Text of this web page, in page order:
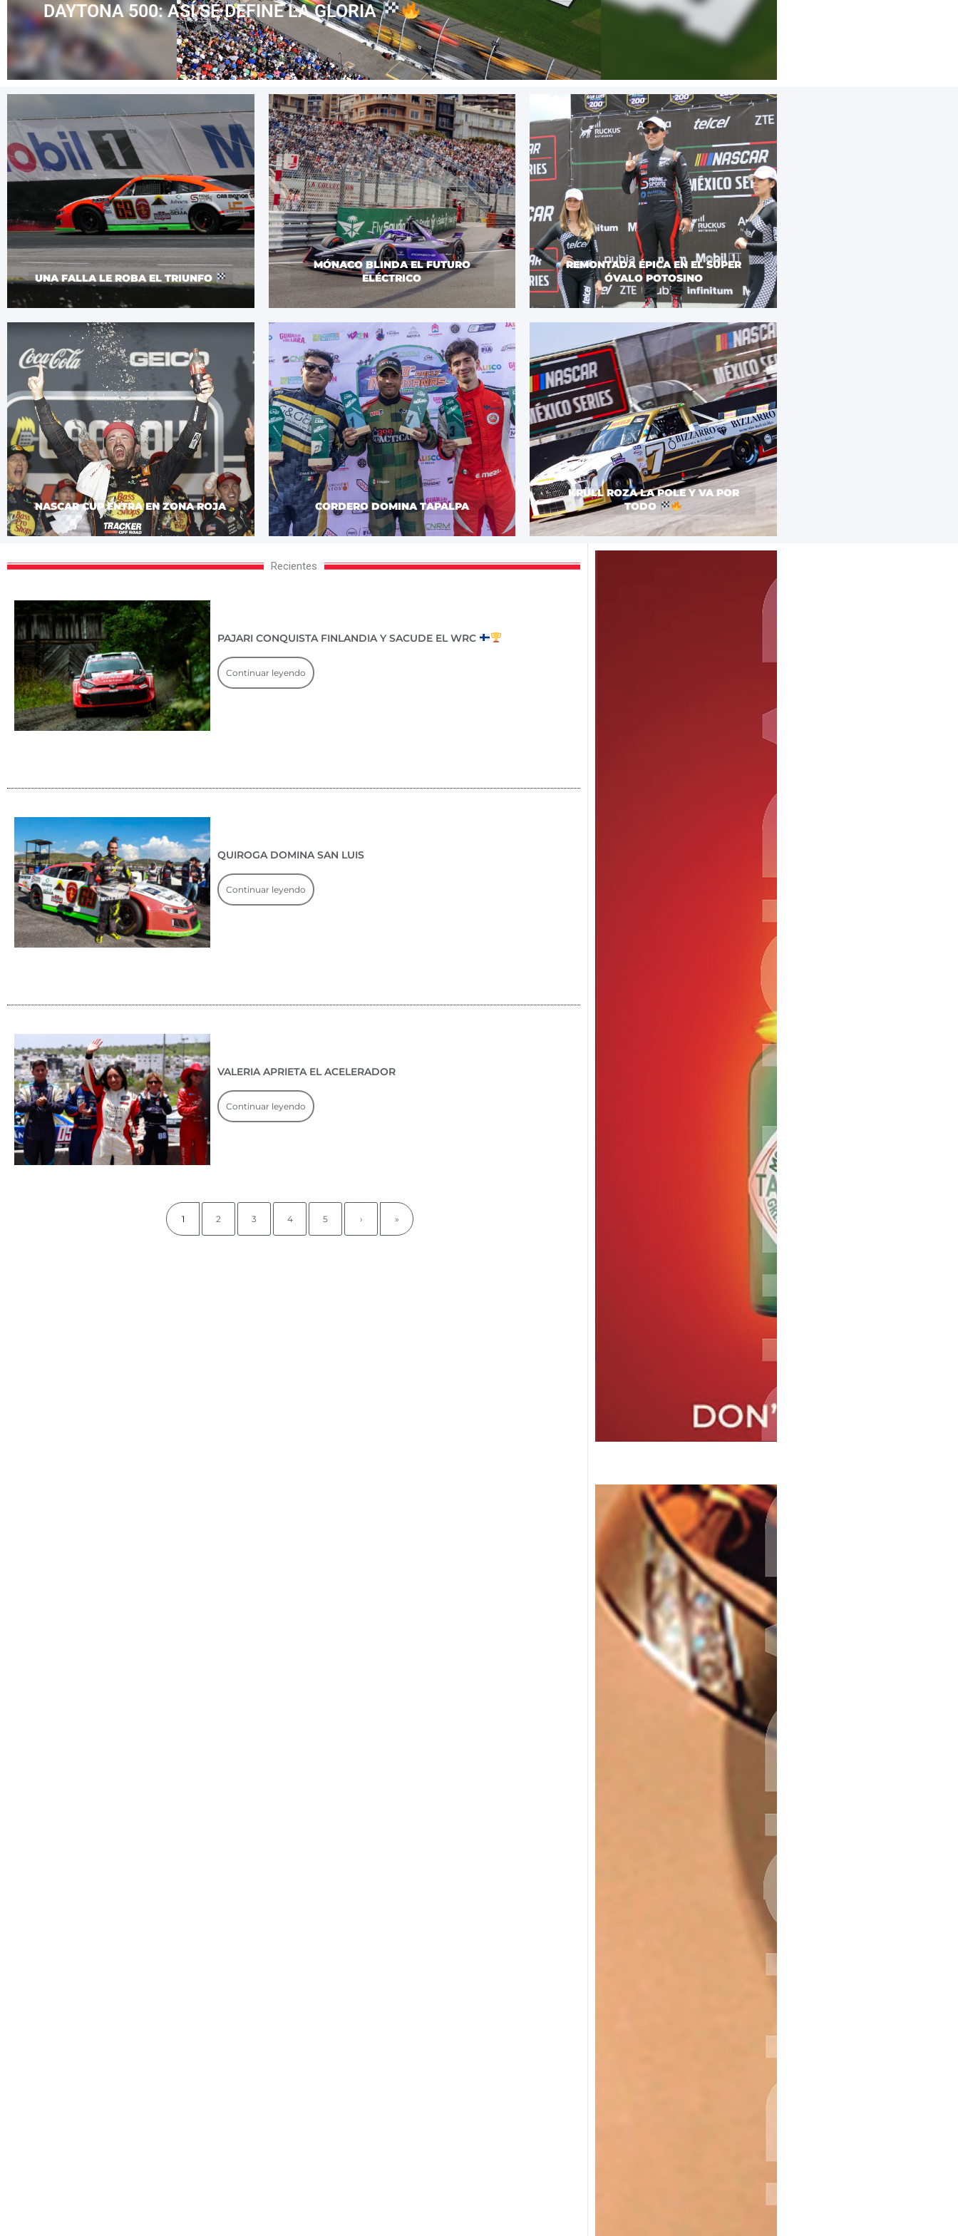
DAYTONA 500: ASÍ SE DEFINE LA GLORIA
UNA FALLA LE ROBA EL TRIUNFO
NASCAR CUP ENTRA EN ZONA ROJA
MÓNACO BLINDA EL FUTURO
ELÉCTRICO
CORDERO DOMINA TAPALPA
REMONTADA ÉPICA EN EL SÚPER
ÓVALO POTOSINO
KRÜLL ROZA LA POLE Y VA POR
TODO
Recientes
PAJARI CONQUISTA FINLANDIA Y SACUDE EL WRC
Continuar leyendo
QUIROGA DOMINA SAN LUIS
Continuar leyendo
VALERIA APRIETA EL ACELERADOR
Continuar leyendo
1 2 3 4 5 › »